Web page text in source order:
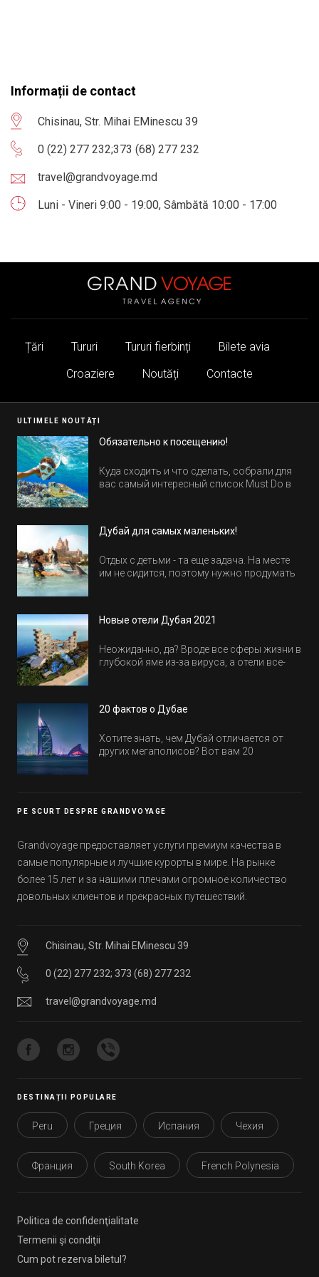
Informații de contact
Chisinau, Str. Mihai EMinescu 39
0 (22) 277 232;373 (68) 277 232
travel@grandvoyage.md
Luni - Vineri 9:00 - 19:00, Sâmbătă 10:00 - 17:00
Țări Tururi Tururi fierbinți
Bilete avia
Croaziere
Noutăți Contacte
ULTIMELE NOUTĂȚI
Обязательно к посещению!
Куда сходить и что сделать, собрали для
вас самый интересный список Must Do в
Дубай для самых маленьких!
Отдых с детьми - та еще задача. На месте
им не сидится, поэтому нужно продумать
Новые отели Дубая 2021
Неожиданно, да? Вроде все сферы жизни в
глубокой яме из-за вируса, а отели все-
обычно на первые заезды дают промо-
20 фактов о Дубае
Хотите знать, чем Дубай отличается от
других мегаполисов? Вот вам 20
PE SCURT DESPRE GRANDVOYAGE
Grandvoyage предоставляет услуги премиум качества в
самые популярные и лучшие курорты в мире. На рынке
более 15 лет и за нашими плечами огромное количество
довольных клиентов и прекрасных путешествий.
Chisinau, Str. Mihai EMinescu 39
0 (22) 277 232; 373 (68) 277 232
travel@grandvoyage.md
DESTINAȚII POPULARE
Peru Греция Испания Чехия
Франция South Korea French Polynesia
Politica de confidenţialitate
Termenii şi condiţii
Cum pot rezerva biletul?